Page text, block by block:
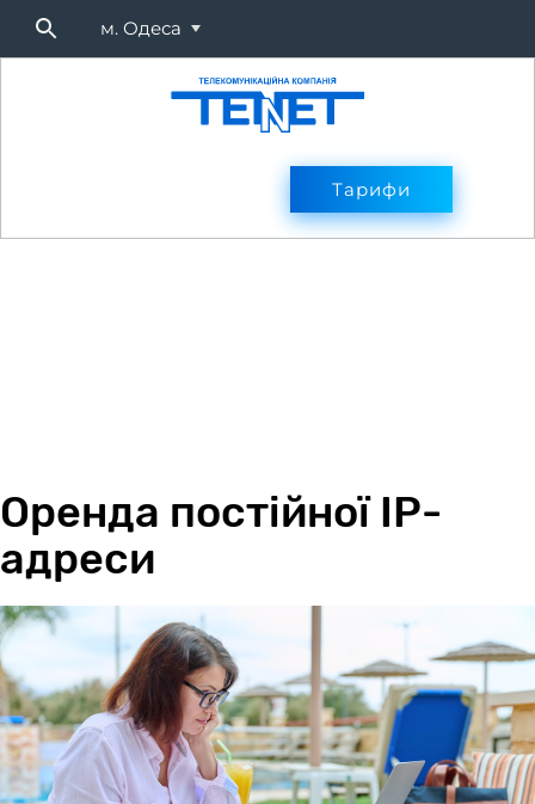
м. Одеса
Оплата
Тарифи
Оренда постійної IP-
адреси